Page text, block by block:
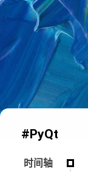
#PyQt
时间轴